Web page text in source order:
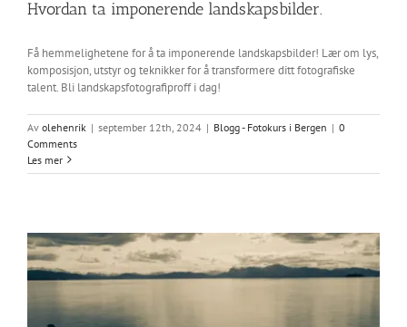
Hvordan ta imponerende landskapsbilder.
Få hemmelighetene for å ta imponerende landskapsbilder! Lær om lys,
komposisjon, utstyr og teknikker for å transformere ditt fotografiske
talent. Bli landskapsfotografiproff i dag!
Av olehenrik | september 12th, 2024 | Blogg - Fotokurs i Bergen | 0
Comments
Les mer